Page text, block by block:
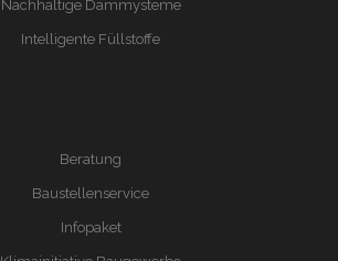
Nachhaltige Dämmysteme
Intelligente Füllstoffe
Beratung
Baustellenservice
Infopaket